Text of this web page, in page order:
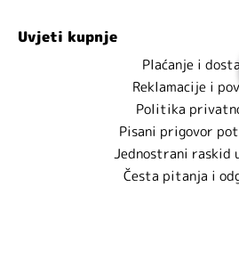
Uvjeti kupnje
Plaćanje i
Reklamacije i
Politika
Pisani prigovor
Jednostrani raskid
Česta pitanja i